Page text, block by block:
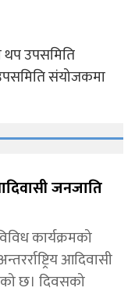
थप उपसमिति
संयोजकमा
जनजाति
कार्यक्रमको
आदिवासी
छ। दिवसको